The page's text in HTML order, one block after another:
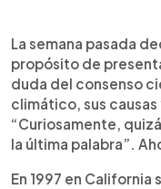
Escuchar
La semana pasada
propósito de
duda del consenso
climático, sus
“Curiosamente,
la última palabra”.
En 1997 en